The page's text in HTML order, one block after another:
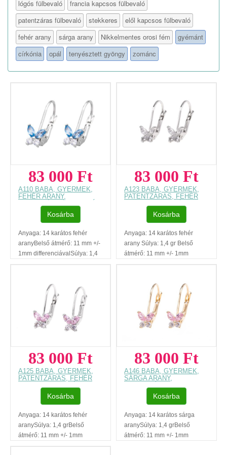
lógós fülbevaló
francia kapcsos fülbevaló
patentzáras fülbevaló
stekkeres
elől kapcsos fülbevaló
fehér arany
sárga arany Nikkelmentes orosi fém
gyémánt
církónia
opál tenyésztett gyöngy zománc
83 000 Ft
A110 BABA, GYERMEK,
FEHÉR ARANY,
Kosárba
Anyaga: 14 karátos fehér
aranyBelső átmérő: 11 mm +/-
1mm differenciávalSúlya: 1,4
mmSzállítási határidő: GLS 5-
8 munkanapRegisztráció
nélküli vásárlásAjándék
díszdobozAz ár, egy pár
fülbevalóra
tudnivalók: www.fulcimpalyukasztas.hu A
vásárlást segítő, további
hasznos tudnivalókról
83 000 Ft
A123 BABA, GYERMEK,
PATENTZÁRAS, FEHÉR
FÜLBEVALÓKosárba
Anyaga: 14 karátos fehér
arany Súlya: 1,4 gr Belső
átmérő: 11 mm +/- 1mm
6x6 mmSzállítási határidő:
8 munkanapRegisztráció
nélküli vásárlásAjándék
díszdobozAz ár, egy pár
kapcsolatos egyéb
tudnivalók:
vásárlást segítő, további
...
83 000 Ft
A125 BABA, GYERMEK,
PATENTZÁRAS, FEHÉR
FÜLBEVALÓKosárba
Anyaga: 14 karátos fehér
aranySúlya: 1,4 grBelső
átmérő: 11 mm +/- 1mm
83 000 Ft
A146 BABA, GYERMEK,
SÁRGA ARANY,
PILLANGÓS FÜLBEVALÓ
Kosárba
Anyaga: 14 karátos sárga
aranySúlya: 1,4 grBelső
átmérő: 11 mm +/- 1mm